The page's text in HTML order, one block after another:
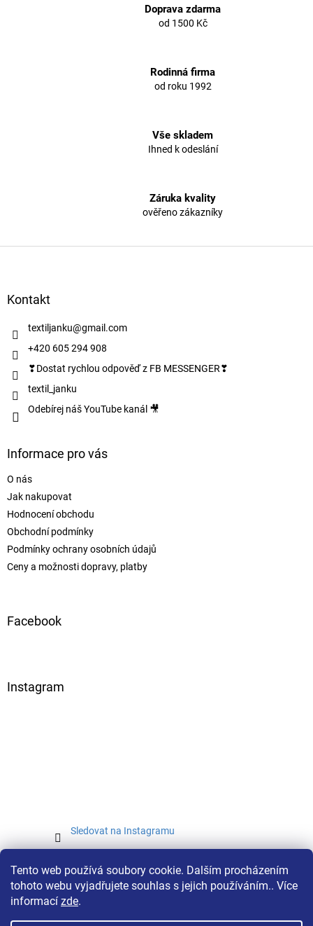
Tento web používá soubory cookie. Dalším procházením
tohoto webu vyjadřujete souhlas s jejich používáním.. Více
informací zde.
á
d
p
r
y
v
ý
s
u
Doprava zdarma
od 1500 Kč
Rodinná firma
od roku 1992
Vše skladem
Ihned k odeslání
Záruka kvality
ověřeno zákazníky
Kontakt
textiljanku@gmail.com
+420 605 294 908
❣Dostat rychlou odpověď z FB MESSENGER❣
textil_janku
Odebírej náš YouTube kanál 🎥
Informace pro vás
O nás
Jak nakupovat
Hodnocení obchodu
Obchodní podmínky
Podmínky ochrany osobních údajů
Ceny a možnosti dopravy, platby
Facebook
Instagram
Sledovat na Instagramu